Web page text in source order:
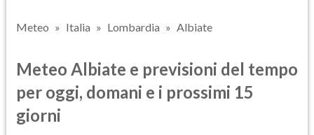
Meteo Italia Lombardia Albiate
Meteo Albiate e previsioni del tempo
per oggi, domani e i prossimi 15
giorni